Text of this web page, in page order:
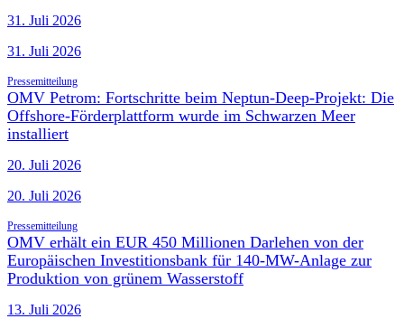
31. Juli 2026
31. Juli 2026
Pressemitteilung
OMV Petrom: Fortschritte beim Neptun-Deep-Projekt: Die
Offshore-Förderplattform wurde im Schwarzen Meer
installiert
20. Juli 2026
20. Juli 2026
Pressemitteilung
OMV erhält ein EUR 450 Millionen Darlehen von der
Europäischen Investitionsbank für 140-MW-Anlage zur
Produktion von grünem Wasserstoff
13. Juli 2026